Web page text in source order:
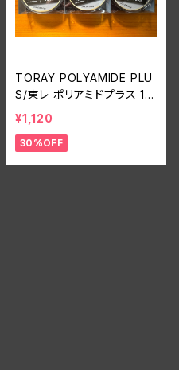
TORAY POLYAMIDE PLU
S/東レ ポリアミドプラス 14,
16,20lb
¥1,120
30%OFF